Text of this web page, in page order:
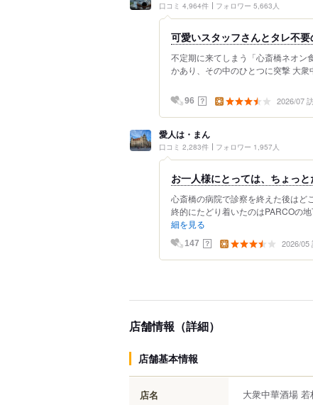
口コミ 4,964件 フォロワー 5,663人
可愛いスタッフさんとタレ不
不定期に来てしまう「心斎橋ネオン
かあり、その中のひとつに突撃 大
96 ？ 2026/07
愛人は・まん
口コミ 2,283件 フォロワー 1,957人
お一人様にとっては、ちょっ
心斎橋の病院で診察を終えた後はど
終的にたどり着いたのはPARCOの
細を見る
147 ？ 2026/05
店舗情報（詳細）
店舗基本情報
店名 大衆中華酒場